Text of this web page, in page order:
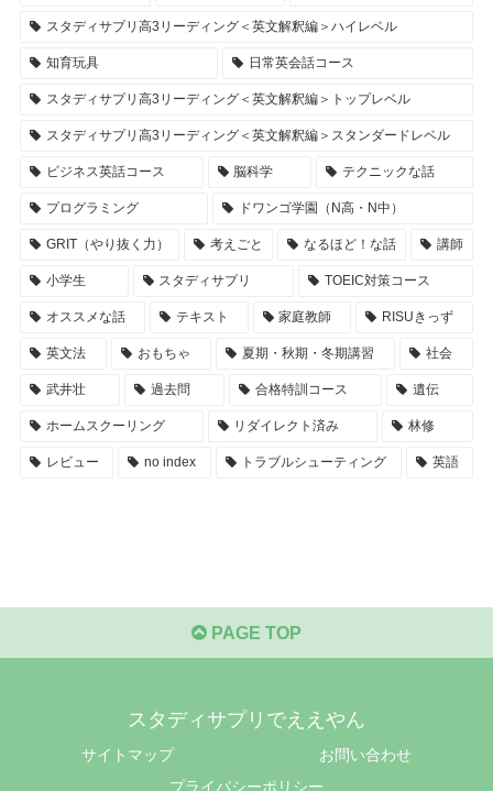
スタディサプリ高3リーディング＜英文解釈編＞ハイレベル
知育玩具 日常英会話コース
スタディサプリ高3リーディング＜英文解釈編＞トップレベル
スタディサプリ高3リーディング＜英文解釈編＞スタンダードレベル
ビジネス英話コース 脳科学 テクニックな話
プログラミング ドワンゴ学園（N高・N中）
GRIT（やり抜く力） 考えごと なるほど！な話 講師
小学生 スタディサプリ TOEIC対策コース
オススメな話 テキスト 家庭教師 RISUきっず
英文法 おもちゃ 夏期・秋期・冬期講習 社会
武井壮 過去問 合格特訓コース 遺伝
ホームスクーリング リダイレクト済み 林修
レビュー no index トラブルシューティング 英語
PAGE TOP
スタディサプリでええやん
サイトマップ
お問い合わせ
プライバシーポリシー